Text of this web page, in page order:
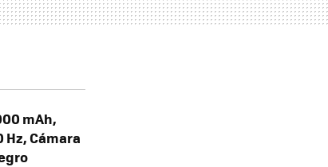
mAh,
Cámara